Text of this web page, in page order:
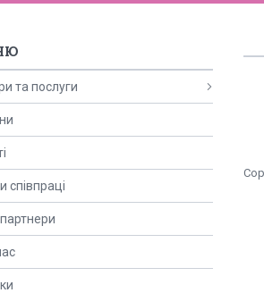
та послуги
співпраці